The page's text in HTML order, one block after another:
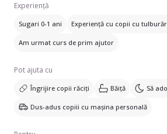
Experiență
Sugari 0-1 ani Experiență cu copii cu
Am urmat curs de prim ajutor
Pot ajuta cu
Îngrijire copii răciți Băiță Să
Dus-adus copiii cu mașina personală